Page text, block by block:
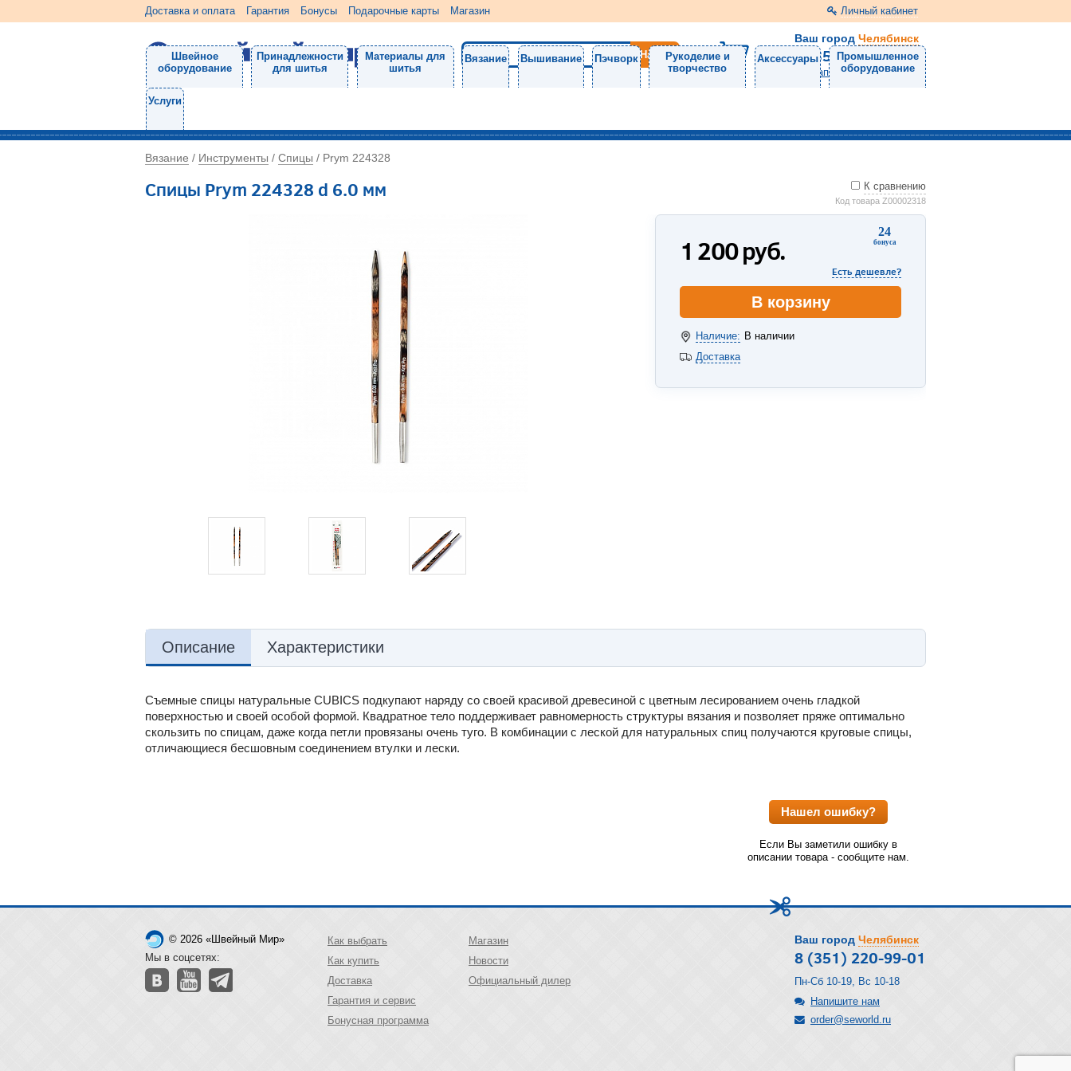
Доставка и оплата Гарантия Бонусы Подарочные карты Магазин Личный кабинет
Ваш город Челябинск
8 (351) 220-99-01
Напишите нам
Швейное
оборудование
Принадлежности
для шитья
Материалы для
шитья
Вязание Вышивание Пэчворк
Рукоделие и
творчество
Аксессуары
Промышленное
оборудование
Услуги
Вязание / Инструменты / Спицы / Prym 224328
Спицы Prym 224328 d 6.0 мм К сравнению
Код товара Z00002318
24
бонуса
1 200руб.
Есть дешевле?
В корзину
Наличие: В наличии
Доставка
Описание Характеристики
Съемные спицы натуральные CUBICS подкупают наряду со своей красивой древесиной с цветным лесированием очень гладкой
поверхностью и своей особой формой. Квадратное тело поддерживает равномерность структуры вязания и позволяет пряже оптимально
скользить по спицам, даже когда петли провязаны очень туго. В комбинации с леской для натуральных спиц получаются круговые спицы,
отличающиеся бесшовным соединением втулки и лески.
Нашел ошибку?
Если Вы заметили ошибку в
описании товара - сообщите нам.
© 2026 «Швейный Мир»
Мы в соцсетях:
Как выбрать
Как купить
Доставка
Гарантия и сервис
Бонусная программа
Магазин
Новости
Официальный дилер
Ваш город Челябинск
8 (351) 220-99-01
Пн-Сб 10-19, Вс 10-18
Напишите нам
order@seworld.ru